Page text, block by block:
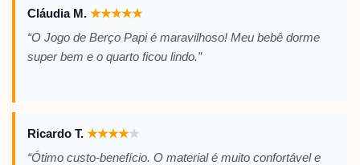
Cláudia M. ★★★★★
“O Jogo de Berço Papi é maravilhoso! Meu bebê dorme
super bem e o quarto ficou lindo.”
Ricardo T. ★★★★★
“Ótimo custo-benefício. O material é muito confortável e